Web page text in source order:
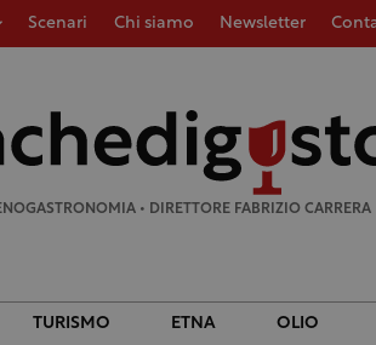
Scenari Chi siamo Newsletter
• DIRETTORE FABRIZIO CARRERA
TURISMO ETNA OLIO